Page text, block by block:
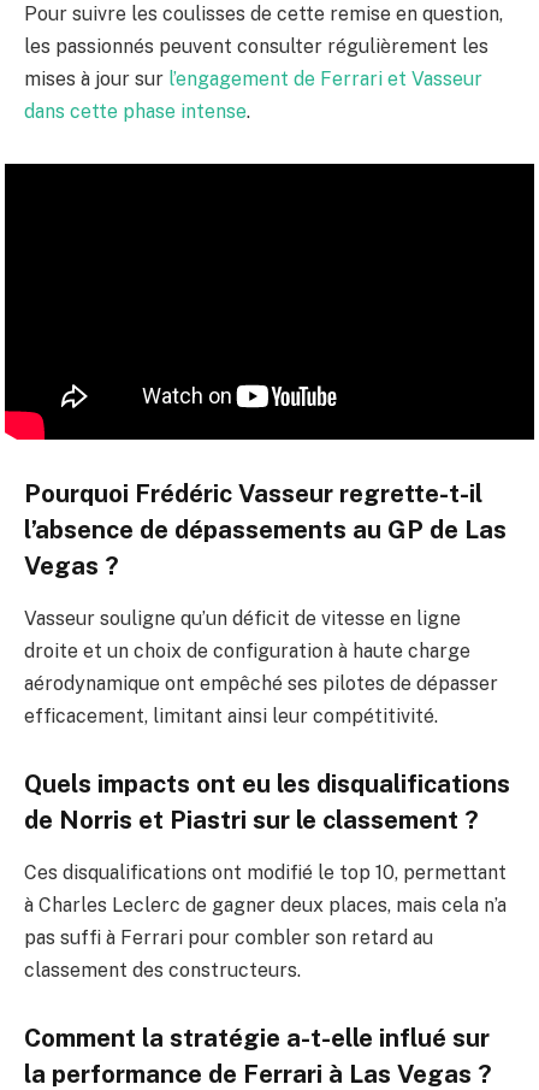
Pour suivre les coulisses de cette remise en question,
les passionnés peuvent consulter régulièrement les
mises à jour sur l’engagement de Ferrari et Vasseur
dans cette phase intense.
Pourquoi Frédéric Vasseur regrette-t-il
l’absence de dépassements au GP de Las
Vegas ?
Vasseur souligne qu’un déficit de vitesse en ligne
droite et un choix de configuration à haute charge
aérodynamique ont empêché ses pilotes de dépasser
efficacement, limitant ainsi leur compétitivité.
Quels impacts ont eu les disqualifications
de Norris et Piastri sur le classement ?
Ces disqualifications ont modifié le top 10, permettant
à Charles Leclerc de gagner deux places, mais cela n’a
pas suffi à Ferrari pour combler son retard au
classement des constructeurs.
Comment la stratégie a-t-elle influé sur
la performance de Ferrari à Las Vegas ?